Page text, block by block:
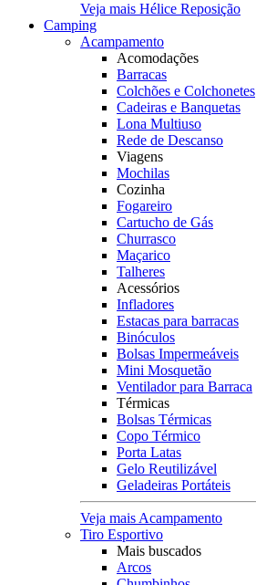
Veja mais Hélice Reposição
Camping
Acampamento
Acomodações
Barracas
Colchões e Colchonetes
Cadeiras e Banquetas
Lona Multiuso
Rede de Descanso
Viagens
Mochilas
Cozinha
Fogareiro
Cartucho de Gás
Churrasco
Maçarico
Talheres
Acessórios
Infladores
Estacas para barracas
Binóculos
Bolsas Impermeáveis
Mini Mosquetão
Ventilador para Barraca
Térmicas
Bolsas Térmicas
Copo Térmico
Porta Latas
Gelo Reutilizável
Geladeiras Portáteis
Veja mais Acampamento
Tiro Esportivo
Mais buscados
Arcos